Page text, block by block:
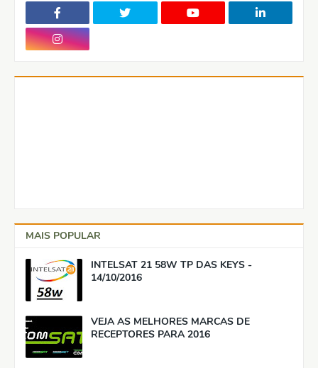
MAIS POPULAR
INTELSAT 21 58W TP DAS KEYS -
14/10/2016
VEJA AS MELHORES MARCAS DE
RECEPTORES PARA 2016